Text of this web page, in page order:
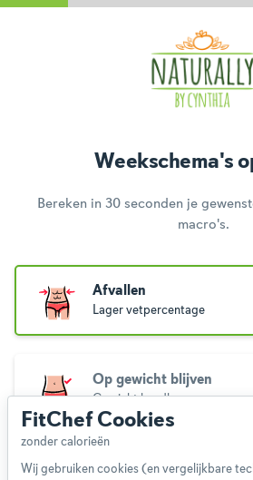
Weekschema's
Bereken in 30 seconden je
macro's.
Afvallen
Lager vetpercentage
Op gewicht blijven
Gewicht handhaven
Aankomen
FitChef Cookies
Wij gebruiken cookies (en vergelijkbare